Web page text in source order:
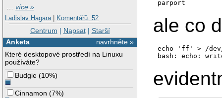
…více »
Ladislav Hagara | Komentářů: 52
Centrum | Napsat| Starší
navrhněte »
Anketa
Které desktopové prostředí na Linuxu
používáte?
Budgie (10%)
Cinnamon (7%)
ale co
echo 'ff' > /
bash: echo: